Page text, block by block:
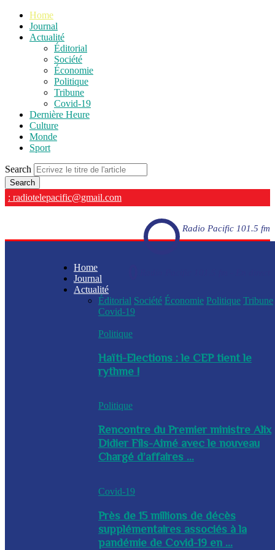
Home
Journal
Actualité
Éditorial
Société
Économie
Politique
Tribune
Covid-19
Dernière Heure
Culture
Monde
Sport
Search
: radiotelepacific@gmail.com
Radio Pacific 101.5 fm
Home
Journal
Actualité
Éditorial Société Économie Politique Tribune
Covid-19
Politique
Haïti-Elections : le CEP tient le
rythme !
Politique
Rencontre du Premier ministre Alix
Didier Fils-Aimé avec le nouveau
Chargé d’affaires ...
Covid-19
Près de 15 millions de décès
supplémentaires associés à la
pandémie de Covid-19 en ...